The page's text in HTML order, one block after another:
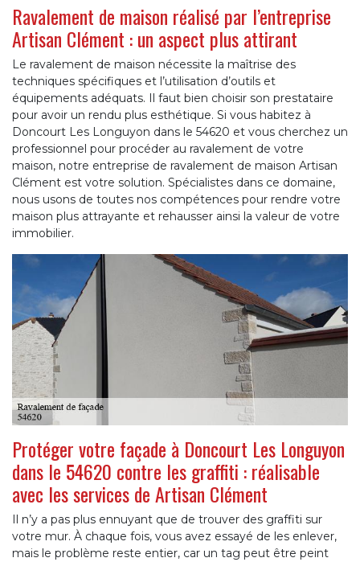
Ravalement de maison réalisé par l’entreprise
Artisan Clément : un aspect plus attirant
Le ravalement de maison nécessite la maîtrise des
techniques spécifiques et l’utilisation d’outils et
équipements adéquats. Il faut bien choisir son prestataire
pour avoir un rendu plus esthétique. Si vous habitez à
Doncourt Les Longuyon dans le 54620 et vous cherchez un
professionnel pour procéder au ravalement de votre
maison, notre entreprise de ravalement de maison Artisan
Clément est votre solution. Spécialistes dans ce domaine,
nous usons de toutes nos compétences pour rendre votre
maison plus attrayante et rehausser ainsi la valeur de votre
immobilier.
Protéger votre façade à Doncourt Les Longuyon
dans le 54620 contre les graffiti : réalisable
avec les services de Artisan Clément
Il n’y a pas plus ennuyant que de trouver des graffiti sur
votre mur. À chaque fois, vous avez essayé de les enlever,
mais le problème reste entier, car un tag peut être peint